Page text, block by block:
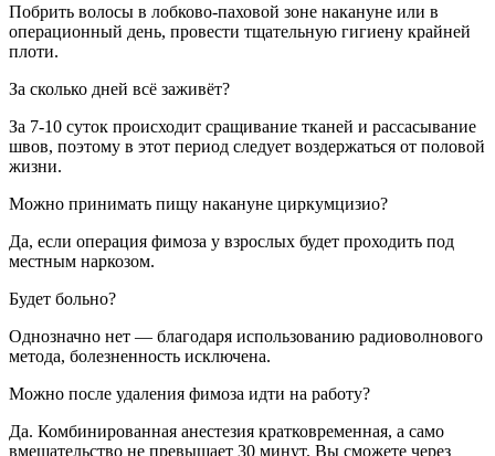
Побрить волосы в лобково-паховой зоне накануне или в
операционный день, провести тщательную гигиену крайней
плоти.
За сколько дней всё заживёт?
За 7-10 суток происходит сращивание тканей и рассасывание
швов, поэтому в этот период следует воздержаться от половой
жизни.
Можно принимать пищу накануне циркумцизио?
Да, если операция фимоза у взрослых будет проходить под
местным наркозом.
Будет больно?
Однозначно нет — благодаря использованию радиоволнового
метода, болезненность исключена.
Можно после удаления фимоза идти на работу?
Да. Комбинированная анестезия кратковременная, а само
вмешательство не превышает 30 минут. Вы сможете через